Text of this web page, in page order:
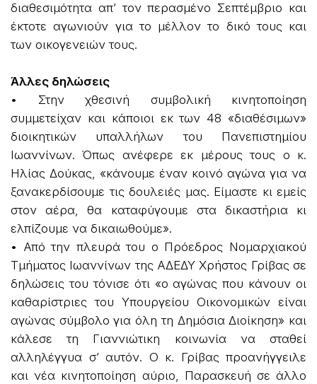
διαθεσιμότητα απ’ τον περασμένο Σεπτέμβριο και
έκτοτε αγωνιούν για το μέλλον το δικό τους και
των οικογενειών τους.
Άλλες δηλώσεις
• Στην χθεσινή συμβολική κινητοποίηση
συμμετείχαν και κάποιοι εκ των 48 «διαθέσιμων»
διοικητικών υπαλλήλων του Πανεπιστημίου
Ιωαννίνων. Όπως ανέφερε εκ μέρους τους ο κ.
Ηλίας Δούκας, «κάνουμε έναν κοινό αγώνα για να
ξανακερδίσουμε τις δουλειές μας. Είμαστε κι εμείς
στον αέρα, θα καταφύγουμε στα δικαστήρια κι
ελπίζουμε να δικαιωθούμε».
• Από την πλευρά του ο Πρόεδρος Νομαρχιακού
Τμήματος Ιωαννίνων της ΑΔΕΔΥ Χρήστος Γρίβας σε
δηλώσεις του τόνισε ότι «ο αγώνας που κάνουν οι
καθαρίστριες του Υπουργείου Οικονομικών είναι
αγώνας σύμβολο για όλη τη Δημόσια Διοίκηση» και
κάλεσε τη Γιαννιώτικη κοινωνία να σταθεί
αλληλέγγυα σ’ αυτόν. Ο κ. Γρίβας προανήγγειλε
και νέα κινητοποίηση αύριο, Παρασκευή σε άλλο